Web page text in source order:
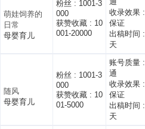
萌娃饲养的
日常
母婴育儿
粉丝 : 1001-3
000
获赞收藏 : 10
001-20000
收录效果 :
保证
出稿时间 :
天
随风
母婴育儿
粉丝 : 1001-3
000
获赞收藏 : 10
01-5000
账号质量 :
通
收录效果 :
保证
出稿时间 :
天